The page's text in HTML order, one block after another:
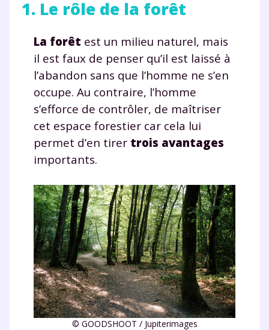
1. Le rôle de la forêt
La forêt est un milieu naturel, mais
il est faux de penser qu’il est laissé à
l’abandon sans que l’homme ne s’en
occupe. Au contraire, l’homme
s’efforce de contrôler, de maîtriser
cet espace forestier car cela lui
permet d’en tirer trois avantages
importants.
© GOODSHOOT / Jupiterimages